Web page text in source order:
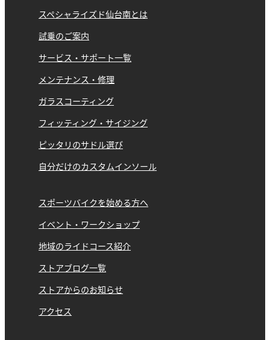
スペシャライズド仙台南とは
試乗のご案内
サービス・サポート一覧
メンテナンス・修理
ガラスコーティング
フィッティング・サイジング
ピッタリのサドル選び
自分だけのカスタムインソール
スポーツバイクを始める方へ
イベント・ワークショップ
地域のライドコース紹介
ストアブログ一覧
ストアからのお知らせ
アクセス